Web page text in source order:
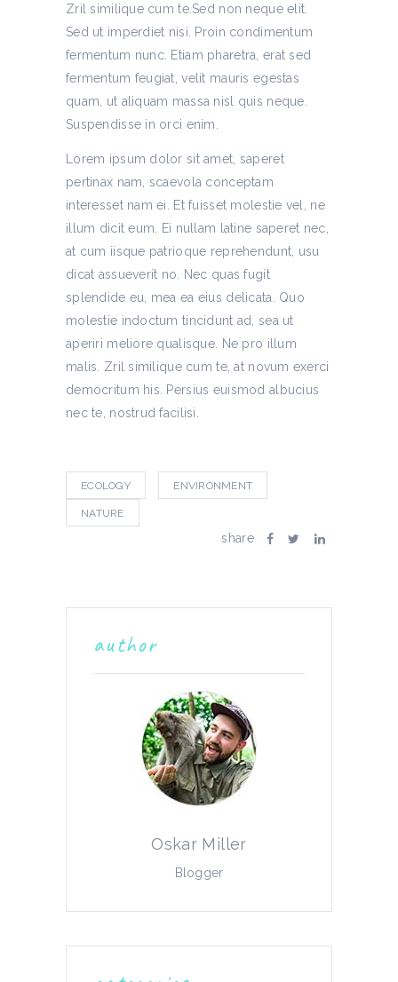
Zril similique cum te.Sed non neque elit.
Sed ut imperdiet nisi. Proin condimentum
fermentum nunc. Etiam pharetra, erat sed
fermentum feugiat, velit mauris egestas
quam, ut aliquam massa nisl quis neque.
Suspendisse in orci enim.
Lorem ipsum dolor sit amet, saperet
pertinax nam, scaevola conceptam
interesset nam ei. Et fuisset molestie vel, ne
illum dicit eum. Ei nullam latine saperet nec,
at cum iisque patrioque reprehendunt, usu
dicat assueverit no. Nec quas fugit
splendide eu, mea ea eius delicata. Quo
molestie indoctum tincidunt ad, sea ut
aperiri meliore qualisque. Ne pro illum
malis. Zril similique cum te, at novum exerci
democritum his. Persius euismod albucius
nec te, nostrud facilisi.
ECOLOGY ENVIRONMENT
NATURE
share
author
Oskar Miller
Blogger